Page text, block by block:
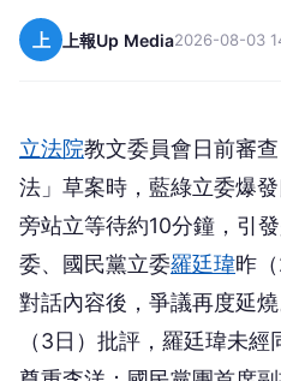
上 上報Up Media2026-08-03
立法院教文委員會日前審
法」草案時，藍綠立委爆
旁站立等待約10分鐘，引
委、國民黨立委羅廷瑋昨
對話內容後，爭議再度延
（3日）批評，羅廷瑋未